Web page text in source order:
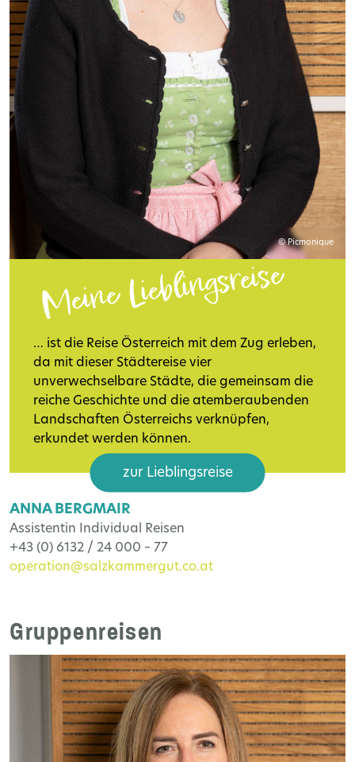
© Picmonique
Meine Lieblingsreise
… ist die Reise Österreich mit dem Zug erleben,
da mit dieser Städtereise vier
unverwechselbare Städte, die gemeinsam die
reiche Geschichte und die atemberaubenden
Landschaften Österreichs verknüpfen,
erkundet werden können.
zur Lieblingsreise
ANNA BERGMAIR
Assistentin Individual Reisen
+43 (0) 6132 / 24 000 – 77
operation@salzkammergut.co.at
Gruppenreisen